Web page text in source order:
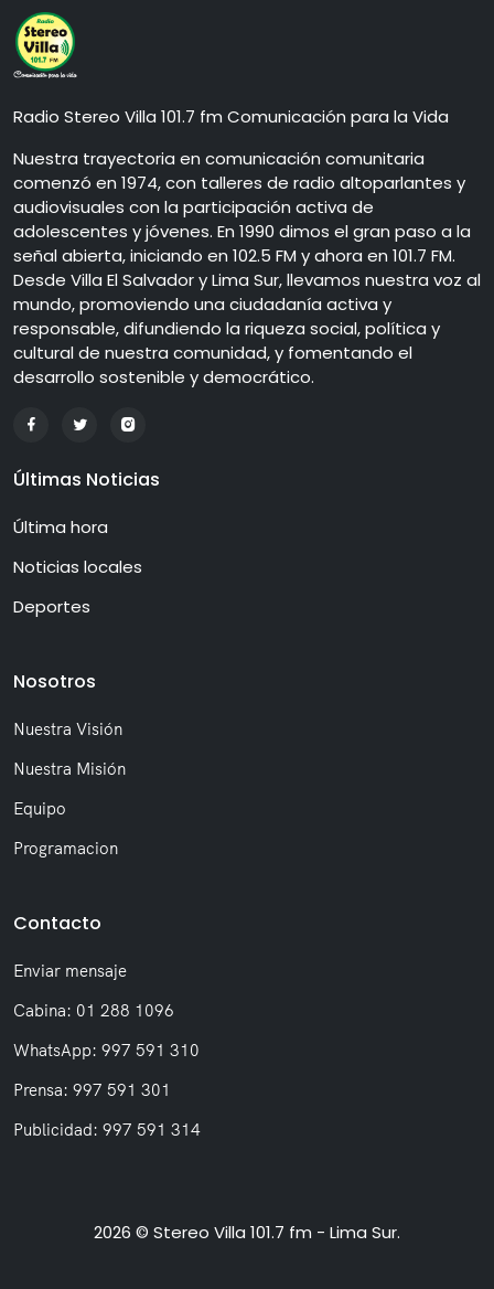
Radio Stereo Villa 101.7 fm Comunicación para la Vida
Nuestra trayectoria en comunicación comunitaria
comenzó en 1974, con talleres de radio altoparlantes y
audiovisuales con la participación activa de
adolescentes y jóvenes. En 1990 dimos el gran paso a la
señal abierta, iniciando en 102.5 FM y ahora en 101.7 FM.
Desde Villa El Salvador y Lima Sur, llevamos nuestra voz al
mundo, promoviendo una ciudadanía activa y
responsable, difundiendo la riqueza social, política y
cultural de nuestra comunidad, y fomentando el
desarrollo sostenible y democrático.
Últimas Noticias
Última hora
Noticias locales
Deportes
Nosotros
Nuestra Visión
Nuestra Misión
Equipo
Programacion
Contacto
Enviar mensaje
Cabina: 01 288 1096
WhatsApp: 997 591 310
Prensa: 997 591 301
Publicidad: 997 591 314
2026 © Stereo Villa 101.7 fm - Lima Sur.